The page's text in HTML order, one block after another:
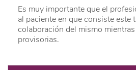
Es muy importante que el
al paciente en que consiste este
colaboración del mismo
provisorias.